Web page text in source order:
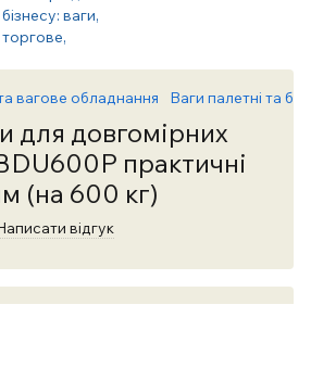
вагове обладнання Ваги палетні та
для довгомірних
практичні
(на 600 кг)
відгук